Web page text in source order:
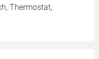
Thermostat,